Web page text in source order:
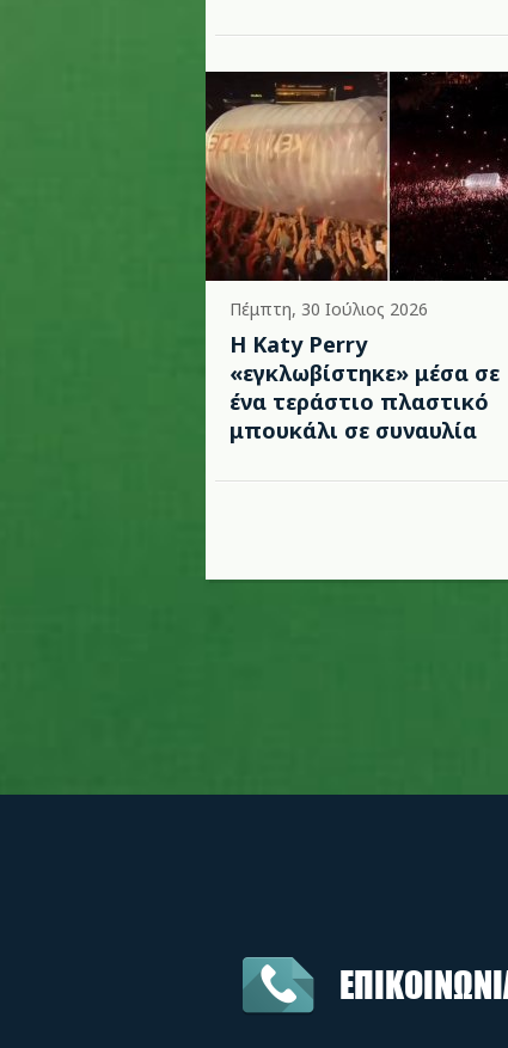
Πέμπτη, 30 Ιούλιος 2026
H Katy Perry
«εγκλωβίστηκε» μέσα σε
ένα τεράστιο πλαστικό
μπουκάλι σε συναυλία